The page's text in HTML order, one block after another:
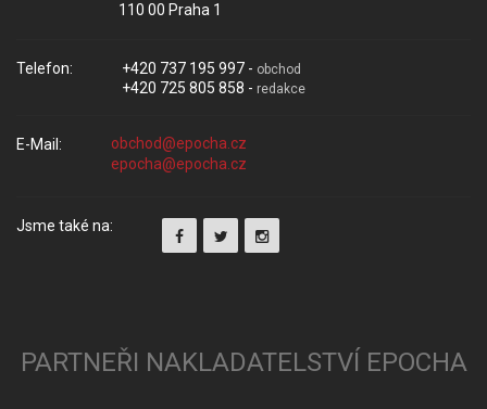
110 00 Praha 1
Telefon: +420 737 195 997 - obchod
+420 725 805 858 - redakce
E-Mail:
Jsme také na:
PARTNEŘI NAKLADATELSTVÍ EPOCHA